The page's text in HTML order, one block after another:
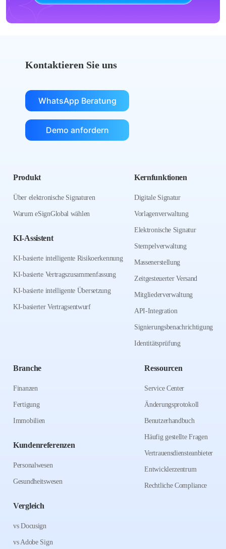
Kontaktieren Sie uns
WhatsApp Beratung
Demo anfordern
Produkt
Über elektronische Signaturen
Warum eSignGlobal wählen
KI-Assistent
KI-basierte intelligente Risikoerkennung
KI-basierte Vertragszusammenfassung
KI-basierte intelligente Übersetzung
KI-basierter Vertragsentwurf
Kernfunktionen
Digitale Signatur
Vorlagenverwaltung
Elektronische Signatur
Stempelverwaltung
Massenerstellung
Zeitgesteuerter Versand
Mitgliederverwaltung
API-Integration
Signierungsbenachrichtigung
Identitätsprüfung
Branche
Finanzen
Fertigung
Immobilien
Kundenreferenzen
Personalwesen
Gesundheitswesen
Vergleich
vs Docusign
vs Adobe Sign
Ressourcen
Service Center
Änderungsprotokoll
Benutzerhandbuch
Häufig gestellte Fragen
Vertrauensdiensteanbieter
Entwicklerzentrum
Rechtliche Compliance